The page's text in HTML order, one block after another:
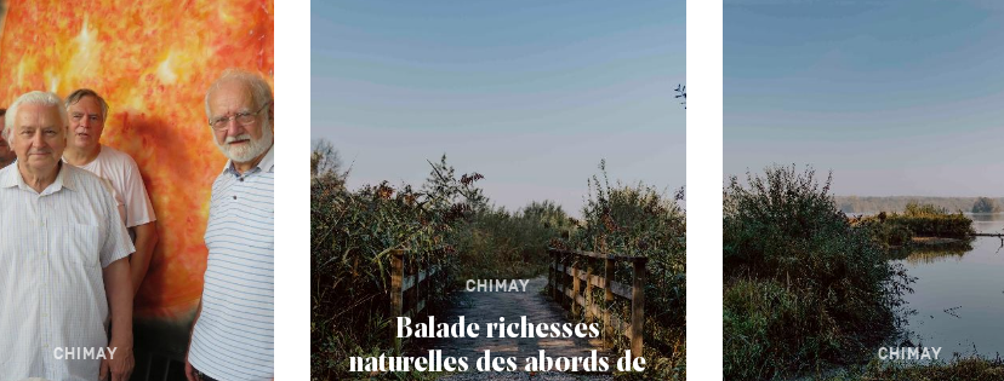
CHIMAY
CHIMAY
Balade richesses
naturelles des abords de
CHIMAY